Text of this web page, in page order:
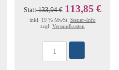
Statt133,94 € 113,85 €
inkl. 19 % MwSt. Steuer-Info
zzgl. Versandkosten